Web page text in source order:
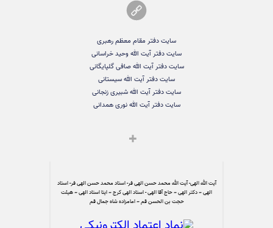
سایت دفتر مقام معظم رهبری
سایت دفتر آیت الله وحید خراسانی
سایت دفتر آیت الله صافی گلپایگانی
سایت دفتر آیت الله سیستانی
سایت دفتر آیت الله شبیری زنجانی
سایت دفتر آیت الله نوری همدانی
آیت الله الهی- آیت الله محمد حسن الهی فر- استاد محمد حسن الهی فر- استاد
الهی – دکتر الهی – حاج آقا الهی - استاد الهی کرج – ایتا استاد الهی – هیئت
حجت بن الحسن قم – امامزاده شاه جمال قم